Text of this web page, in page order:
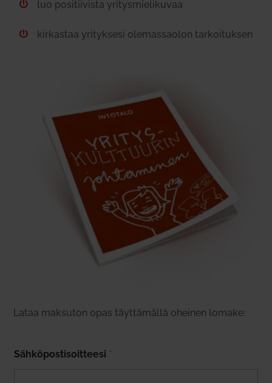
 luo posi­tii­vista yri­tys­mie­li­kuvaa
 kir­kastaa yri­tyksesi ole­mas­saolon tar­koi­tuksen
Lataa mak­suton opas täyt­tä­mällä oheinen lomake:
Säh­kö­pos­ti­soit­teesi *